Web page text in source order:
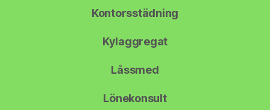
Kontorsstädning
Kylaggregat
Låssmed
Lönekonsult